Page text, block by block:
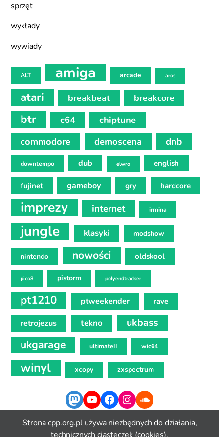
sprzęt
wykłady
wywiady
ALT amiga arcade aros
atari breakbeat breakcore
btr c64
chiptune
commodore
demoscena dnb
downtempo dub elwro english
fujinet gameboy gry hardcore
imprezy internet irmina
jungle klasyki modshow
nintendo nowości oldskool
pico8 pistorm polyendtracker
pt1210 ptweekender rave
retrojezus tekno ukbass
ukgarage ultimateII wic64
winyl xcopy zxspectrum
Mastodon
YouTube
Facebook
Instagram
SoundCloud
Strona cpp.org.pl używa niezbędnych do działania,
technicznych ciasteczek (cookies).